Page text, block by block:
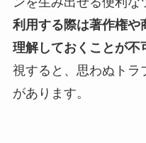
利用する際は著作権や
理解しておくことが不
視すると、思わぬトラ
があります。